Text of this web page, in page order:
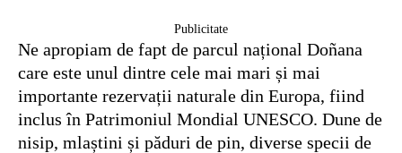
Publicitate
Ne apropiam de fapt de parcul național Doñana
care este unul dintre cele mai mari și mai
importante rezervații naturale din Europa, fiind
inclus în Patrimoniul Mondial UNESCO. Dune de
nisip, mlaștini și păduri de pin, diverse specii de